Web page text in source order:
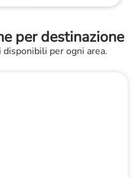
per destinazione
per ogni area.